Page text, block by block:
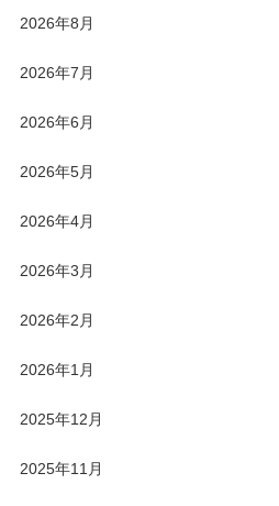
2026年8月
2026年7月
2026年6月
2026年5月
2026年4月
2026年3月
2026年2月
2026年1月
2025年12月
2025年11月